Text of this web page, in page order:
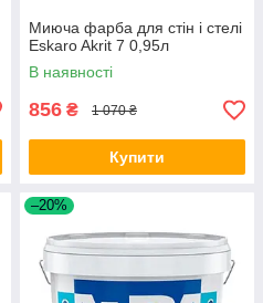
Миюча фарба для стін і стелі
Eskaro Akrit 7 0,95л
В наявності
856 ₴ 1 070 ₴
Купити
–20%